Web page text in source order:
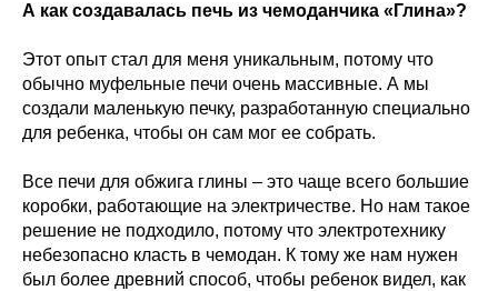
А как создавалась печь из чемоданчика «Глина»?
Этот опыт стал для меня уникальным, потому что
обычно муфельные печи очень массивные. А мы
создали маленькую печку, разработанную специально
для ребенка, чтобы он сам мог ее собрать.
Все печи для обжига глины – это чаще всего большие
коробки, работающие на электричестве. Но нам такое
решение не подходило, потому что электротехнику
небезопасно класть в чемодан. К тому же нам нужен
был более древний способ, чтобы ребенок видел, как